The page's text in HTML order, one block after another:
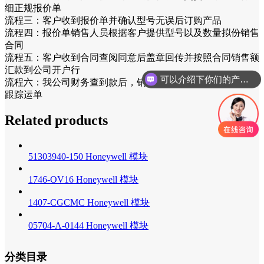
细正规报价单
流程三：客户收到报价单并确认型号无误后订购产品
流程四：报价单销售人员根据客户提供型号以及数量拟份销售
合同
流程五：客户收到合同查阅同意后盖章回传并按照合同销售额
汇款到公司开户行
流程六：我公司财务查到款后，销售人员安排发货并通知客户
跟踪运单
Related products
51303940-150 Honeywell 模块
1746-OV16 Honeywell 模块
1407-CGCMC Honeywell 模块
05704-A-0144 Honeywell 模块
分类目录
可以介绍下你们的产品么
你们是怎么收费的呢